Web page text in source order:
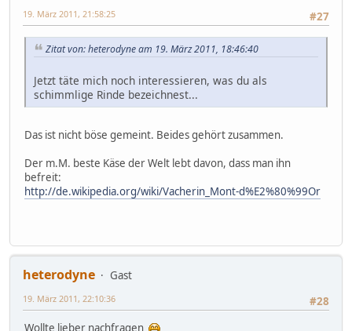
#27
19. März 2011, 21:58:25
Zitat von: heterodyne am 19. März 2011, 18:46:40
Jetzt täte mich noch interessieren, was du als
schimmlige Rinde bezeichnest...
Das ist nicht böse gemeint. Beides gehört zusammen.
Der m.M. beste Käse der Welt lebt davon, dass man ihn
befreit:
http://de.wikipedia.org/wiki/Vacherin_Mont-d%E2%80%99Or
heterodyne
Gast
#28
19. März 2011, 22:10:36
Wollte lieber nachfragen